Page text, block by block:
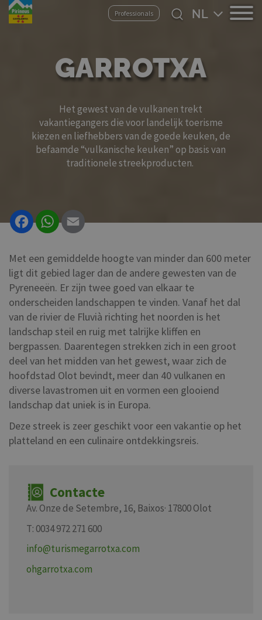
Overslaan
Professionals
Select
your
GARROTXA
Het gewest van de vulkanen trekt
vakantiegangers die voor landelijk toerisme
kiezen en liefhebbers van de goede keuken, de
befaamde “vulkanische keuken” op basis van
traditionele streekproducten.
FacebookWhatsApp
Met een gemiddelde hoogte van minder dan 600 meter
ligt dit gebied lager dan de andere gewesten van de
Pyreneeën. Er zijn twee goed van elkaar te
onderscheiden landschappen te vinden. Vanaf het dal
van de rivier de Fluvià richting het noorden is het
landschap steil en ruig met talrijke kliffen en
bergpassen. Daarentegen strekken zich in een groot
deel van het midden van het gewest, waar zich de
hoofdstad Olot bevindt, meer dan 40 vulkanen en
diverse lavastromen uit en vormen een glooiend
landschap dat uniek is in Europa.
Deze streek is zeer geschikt voor een vakantie op het
platteland en een culinaire ontdekkingsreis.
Contacte
Av. Onze de Setembre, 16, Baixos· 17800 Olot
T: 0034 972 271 600
info@turismegarrotxa.com
ohgarrotxa.com